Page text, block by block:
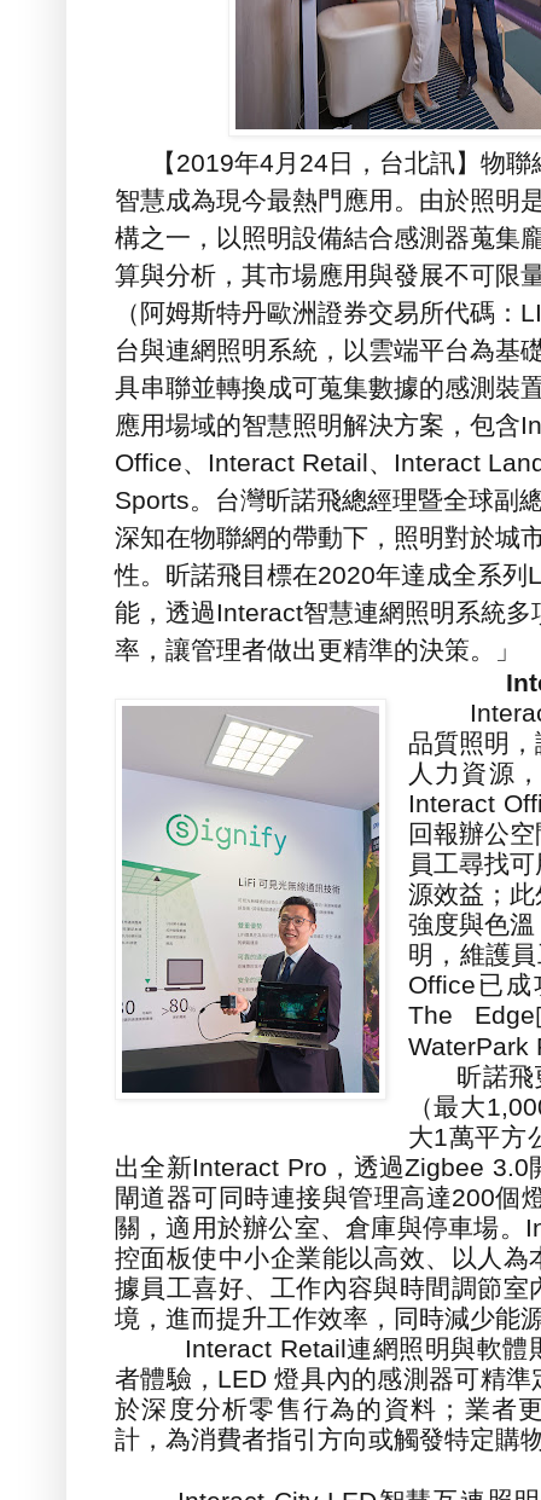
【2019年4 月 24 日，台北訊】物
智慧成為現今最熱門應用。由於照明
構之一 ， 以照明設備結合感測器蒐集
算與分析 ， 其市場應用與發展不可限
（ 阿姆斯特丹歐洲證券交易所代碼 ：
台與連網照明系統 ， 以雲端平台為基
具串聯並轉換成可蒐集數據的感測裝
應用場域的智慧照明解決方案 ， 包含
Office、 Interact Retail、 Interact
Sports。台灣昕諾飛總經理暨全球副
深知在物聯網的帶動下，照明對於城
性。昕諾飛目標在2020年達成全系列
能 ， 透過Interact智慧連網照明系統多
率 ， 讓管理者做出更精準的決策。」
品質照明 ，
人力資源
Interact
回報辦公
員工尋找
源效益 ； 此
強度與色溫
明 ， 維護
Office 已
The Edge
WaterPark
昕諾飛更
（最大
大1萬平方
出全新Interact Pro ， 透過Zigbee 3.0
閘道器可同時連接與管理高達200個
關 ，適用於辦公室、倉庫與停車場。
控面板使中小企業能以高效、以人為
據員工喜好、工作內容與時間調節室
境 ， 進而提升工作效率 ， 同時減少能
Interact Retail連網照明與軟體
者體驗 ， LED燈具內的感測器可精準
於深度分析零售行為的資料 ； 業者
計 ， 為消費者指引方向或觸發特定購